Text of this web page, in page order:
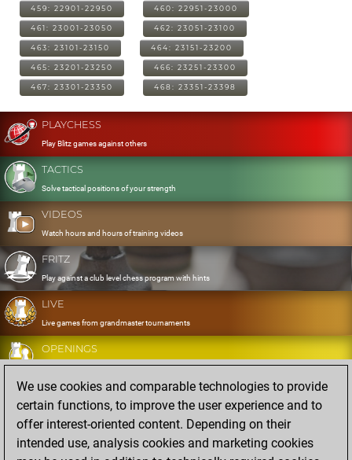
459: 22901-22950 460: 22951-23000
461: 23001-23050 462: 23051-23100
463: 23101-23150 464: 23151-23200
465: 23201-23250 466: 23251-23300
467: 23301-23350 468: 23351-23398
PLAYCHESS
Play Blitz games against others
TACTICS
Solve tactical positions of your strength
VIDEOS
Watch hours and hours of training videos
FRITZ
Play against a club level chess program with hints
LIVE
Live games from grandmaster tournaments
OPENINGS
Develop and exercise your openings
DATABASE
Eight million strong games
MYGAMES
Store and analyse your own games in the cloud
We use cookies and comparable technologies to provide
certain functions, to improve the user experience and to
offer interest-oriented content. Depending on their
intended use, analysis cookies and marketing cookies